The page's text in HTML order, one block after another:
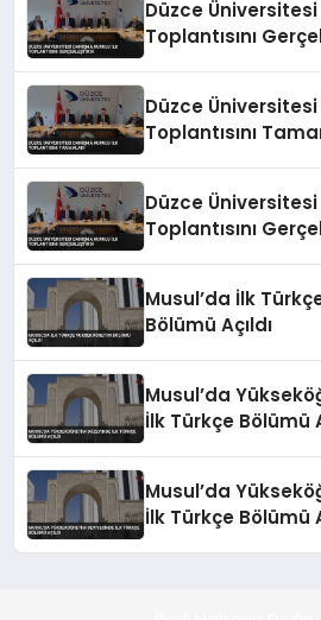
Düzce
Toplantısını
Düzce
Toplantısını
Düzce
Toplantısını
Musul’da İlk
Bölümü Açıldı
Musul’da
İlk Türkçe Bölümü
Musul’da
İlk Türkçe Bölümü